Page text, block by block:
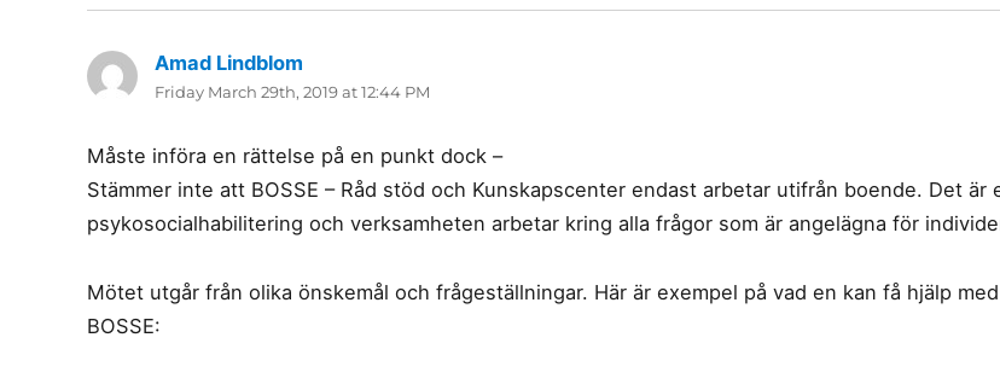
Amad Lindblom
Friday March 29th, 2019 at 12:44 PM
Måste införa en rättelse på en punkt dock –
Stämmer inte att BOSSE – Råd stöd och Kunskapscenter endast arbetar utifrån boende. Det är
psykosocialhabilitering och verksamheten arbetar kring alla frågor som är angelägna för
Mötet utgår från olika önskemål och frågeställningar. Här är exempel på vad en kan få hjälp
BOSSE: